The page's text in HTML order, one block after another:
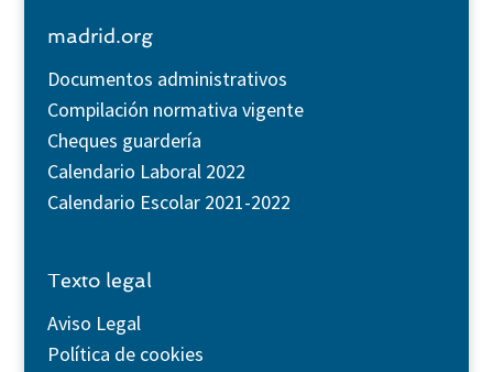
madrid.org
Documentos administrativos
Compilación normativa vigente
Cheques guardería
Calendario Laboral 2022
Calendario Escolar 2021-2022
Texto legal
Aviso Legal
Política de cookies